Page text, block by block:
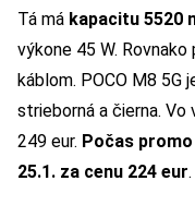
Tá má kapacitu 5520
výkone 45 W.
káblom. POCO M8 5G
strieborná a čierna. Vo
249 eur. Počas
25.1. za cenu 224 eur.